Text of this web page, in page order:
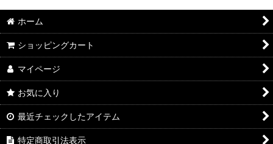
ホーム
ショッピングカート
マイページ
お気に入り
最近チェックしたアイテム
特定商取引法表示